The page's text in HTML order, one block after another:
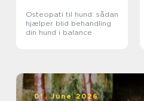
Osteopati til hund: sådan
hjælper blid behandling
din hund i balance
01. June 2026